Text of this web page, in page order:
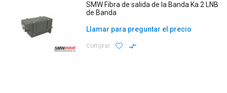
SMW Fibra de salida de la Banda Ka 2 LNB
de Banda
Llamar para preguntar el precio
Comprar